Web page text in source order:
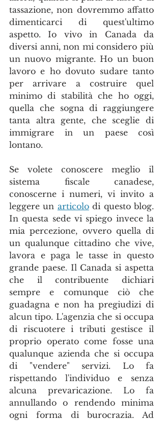
tassazione, non dovremmo affatto
dimenticarci di quest'ultimo
aspetto. Io vivo in Canada da
diversi anni, non mi considero più
un nuovo migrante. Ho un buon
lavoro e ho dovuto sudare tanto
per arrivare a costruire quel
minimo di stabilità che ho oggi,
quella che sogna di raggiungere
tanta altra gente, che sceglie di
immigrare in un paese così
lontano.
Se volete conoscere meglio il
sistema fiscale canadese,
conoscerne i numeri, vi invito a
leggere un articolo di questo blog.
In questa sede vi spiego invece la
mia percezione, ovvero quella di
un qualunque cittadino che vive,
lavora e paga le tasse in questo
grande paese. Il Canada si aspetta
che il contribuente dichiari
sempre e comunque ciò che
guadagna e non ha pregiudizi di
alcun tipo. L'agenzia che si occupa
di riscuotere i tributi gestisce il
proprio operato come fosse una
qualunque azienda che si occupa
di "vendere" servizi. Lo fa
rispettando l'individuo e senza
alcuna prevaricazione. Lo fa
annullando o rendendo minima
ogni forma di burocrazia. Ad